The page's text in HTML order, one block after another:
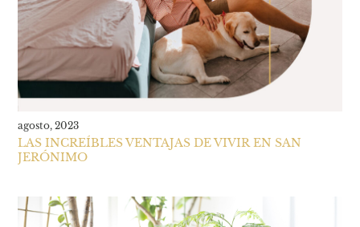
agosto, 2023
LAS INCREÍBLES VENTAJAS DE VIVIR EN SAN
JERÓNIMO